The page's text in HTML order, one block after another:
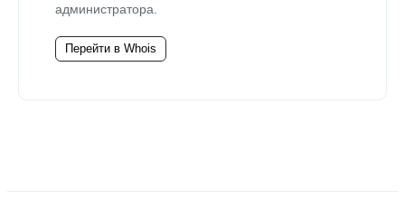
администратора.
Перейти в Whois